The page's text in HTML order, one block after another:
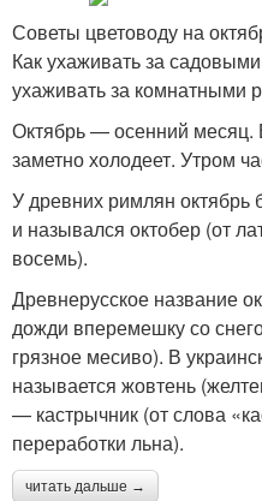
Советы цветоводу на
Как ухаживать за
ухаживать за комнатными
Октябрь — осенний
заметно холодеет. Утром
У древних римлян
и назывался октобер (от
восемь).
Древнерусское название
дожди вперемешку со
грязное месиво). В
называется жовтень
— кастрычник (от слова
переработки льна).
читать дальше →